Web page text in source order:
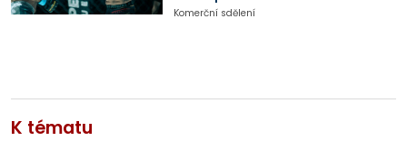
Komerční sdělení
K tématu